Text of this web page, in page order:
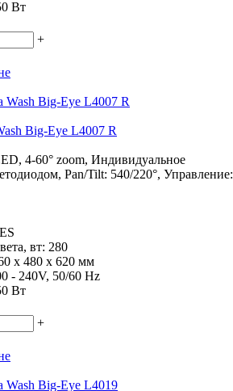
Вт
+
Big-Eye L4007 R
4-60° zoom, Индивидуальное
Pan/Tilt: 540/220°, Управление:
вт: 280
х 480 х 620 мм
- 240V, 50/60 Hz
Вт
+